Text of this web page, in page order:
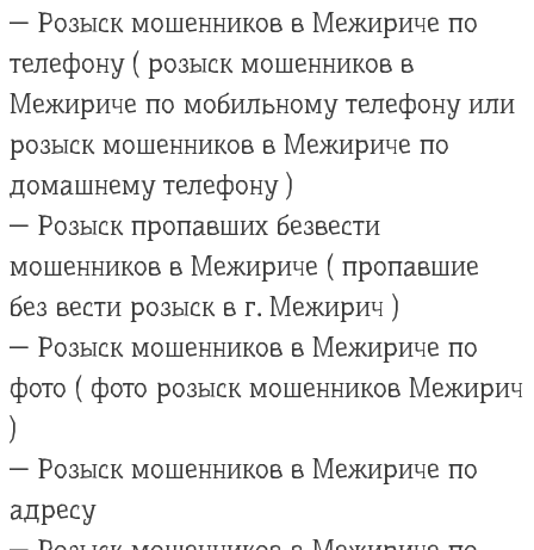
— Розыск мошенников в Межириче по
телефону ( розыск мошенников в
Межириче по мобильному телефону или
розыск мошенников в Межириче по
домашнему телефону )
— Розыск пропавших безвести
мошенников в Межириче ( пропавшие
без вести розыск в г. Межирич )
— Розыск мошенников в Межириче по
фото ( фото розыск мошенников Межирич
)
— Розыск мошенников в Межириче по
адресу